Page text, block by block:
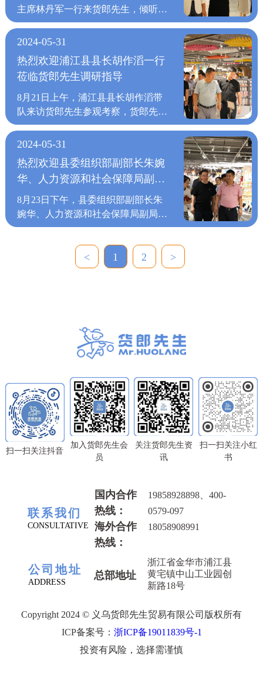
添更多美好可能。银川CCpake店时
经理郑雅心亲临现场，为开业仪式增
添了不少亮点。作为当地时尚潮流聚
集地，CCpake店以时尚的装修风格
者前来打卡。店内，货郎先生凭借源
工厂直采的供应链优势，为银川市民
带来高性价比的好物。开业现场，顾
客们尽情挑选商品，享受着购物带来
的乐趣，感受着货郎先生的品牌魅
力。期待货郎先生银川CCpake店紧
银川消费者带来更多惊喜，成为城市
时尚生活的活力引擎。结语货郎先生
系、三道品控防线为支撑，让每一次
购物都成为安心之选。未来，货郎先
广力度，并不断优化我们的产品和服
务。我们相信，通过我们不断努力和
创新，我们的新品将会取得更加出色
有志之士，成就共同的事业，一样的
追求，同样的梦想，初心不变，携手
共赢!
新；"成长"饱含着全体家人汗
水，"创新"是货郎先生品牌与生俱来
的基因；走向世界，是我们共同的愿
货零售新前程。
商品结构优化管理为大家进行讲解，
在提升商品综合管理的同时，也对店
长们的疑问进行系统性的分析解答，
并以小组形式组织了课题讨论，以实
际门店为例进行商品整体优化。 每
个课题讲解后都会留出时间给店长们
交流，再经过讲师们的讲解吸收优秀
门店案例经验后的剖析和解答，形成
实际且有效的经验总结，也是货郎先
生多年来总结的智慧结晶。 通过此
之间的沟通，交流先进工作经验和工
作方法，共同提高门店经营销售能
力，加快“货郎先生”大家庭的前进步
伐！
最为丰富的小商品生产、消费、流通
的市场信息，可以快速反应，根据国
际潮流趋势和消费需求对接周边地区
乃至全国小商品制造源头。当前，货
郎先生除了在不断加强企业管理水
为走向更广阔的的市场，扎实根基，
积蓄力量。徐局长表示，当前市场波
动难以预料，许多企业的产品陷入滞
销状态，希望周边的优质供应链企业
能够通过货郎先生这个平台，走向更
广阔的的市场，也希望货郎先生能够
积极带动当地及周边地区企业，推动
区域经济的发展。 货郎先生毗邻义
乌，周边地区集聚了最为丰富的小商
品生产、消费、流通的市场信息，可
费需求对接周边地区乃至全国小商品
制造源头。当前，货郎先生除了在不
表示，当前市场波动难以预料，许多
企业的产品陷入滞销状态，希望周边
的优质供应链企业能够通过货郎先生
希望货郎先生能够积极带动当地及周
边地区企业，推动区域经济的发展。
表示，货郎先生成立20多年以来，在
共同努力下，货郎先生处于国内家居
百货行业领先地位。在近几年因疫情
影响导致国内外经济低速增长的严峻
和管理升级，大力推进生产经营模式
转型和产品、设备升级，勤练内功强
素质，提品质，保持了产品技术领
先，积极拓展新兴市场，扩大市场占
有率，在逆势中求得稳健发展。 期
间，货郎先生董事长周建桥先生与俞
先生取得的成就和为地方经济发展所
作出的努力表示赞赏。 此次女企业
意在调动会员企业在疫情时代下的积
极性和创造性，创造会员企业之间相
了义浦两地女企业家发展力量和服务
会员女企业家群体。经过交流，两地
协会下一步将更加深入建立良性互动
俞会长在最后表示，希望货郎先生继
续发扬企业精神，也期待未来有机会
能与货郎先生以及各浦江会员企业加
强联系与协作，共同携手为企业发展
贡献巾帼力量，同时更好的回馈社
会！
主席林丹军一行来货郎先生，倾听企
业心声，解读扶持政策，鼓励企业继
续发挥巾帼力量，干出新气象。 林
暨妇女联合会主席吴丽娟女士的陪同
下走进货郎先生，从一楼智慧物流中
心到七楼展示大厅，一路边走边看，
与吴丽娟女士深入交谈，详细了解企
生多年来不断创新经营模式、服务各
地百姓、稳定就业等方面作出的突出
贡献给予了充分肯定。 在走访中，
林丹军副书记还向吴丽娟女士了解了
女性职工在货郎先生生产发展过程中
发挥的作用，以及在了解到货郎先生
内部员工解决暑假子女无人看管的后
顾之忧，更是对货郎先生“助人达
工提供暖心服务，也非常感谢省、市
妇联领导们持续不断的关心和支持。
追求与保障产品的品质是一个企业发
展的根本，货郎先生也会继续坚守本
心，精挑全球好物，为消费者提供最
好的服务和产品，为社会经济发展做
贡献。
2024-05-31
热烈欢迎浦江县县长胡作滔一行
莅临货郎先生调研指导
8月21日上午，浦江县县长胡作滔带
队来访货郎先生参观考察，货郎先生
董事长周建桥陪同参观介绍。 一行
人详细参观了货郎先生七楼情景式展
货郎先生当前经营管理模式及市场发
展趋势进行讨论。 周建桥先生对胡
县长一行人的到来表示热烈欢迎，他
表示，货郎先生在供应链整合、管
货郎先生成立以来，坚持以“客户第
一，服务至上”的经营理念，“助人达
消费者感受现代化家居的全新体验。
2016年以来，货郎先生战略升级，紧
达广场、宝龙广场、大悦城、印象城
等全国知名SHOPPINGMALL，继续
将货郎先生“精挑全球好货，打造优
悦生活”的生活理念传达给每一位消
费者。 目前，货郎先生在供应链和
线下运营方面积累了丰富的经验，正
在进一步完善产业规划，结合自身的
加强传统产业升级与智能化应用，以
谋求企业的新一轮发展，并线上线下
融合的方式带给消费者高性价比产品
和服务体验的模式。未来货郎先生将
紧跟数字经济产业化的发展趋势，促
进企业传统管理模式向智能化管理的
全面升级。
2024-05-31
热烈欢迎县委组织部副部长朱婉
华、人力资源和社会保障局副局
长郭邦李一行莅临货郎先生调研
指导
8月23日下午，县委组织部副部长朱
婉华、人力资源和社会保障局副局长
郭邦李一行莅临货郎先生进行调研和
朱副部长和郭副局长介绍了货郎先生
和八楼直播教研培训基地。同时，朱
部长和郭副局长对货郎先生以供应链
端为核心竞争力，从源头把关每一款
的方式力求给消费者提供最高性价比
的产品和服务体验，以及利用智慧物
流系统和智慧巡店系统等现代化信息
技术对企业进行管理的方式表示肯
定。 朱副部长和郭副局长向周建桥
先生了解了货郎先生当前的企业生产
高层对于当前人才需求的想法，在了
解到货郎先生对于员工吃、住、行、
娱乐等设施配备一应俱全时，两位领
导表示高度认可，并表示县委组织部
生解决人才引进的问题，落实好各类
补贴政策，助力企业发展。 周建桥
字经济产业化的发展趋势，并加大人
此促进企业传统管理模式向智能化管
理的全面升级，保证战略目标的实
< 1 2 >
扫一扫关注抖音
加入货郎先生会
员
关注货郎先生资
讯
扫一扫关注小红
书
联系我们
CONSULTATIVE
国内合作
热线：
19858928898、400-
0579-097
海外合作
热线：
18058908991
公司地址
ADDRESS
总部地址
浙江省金华市浦江县
黄宅镇中山工业园创
新路18号
Copyright 2024 © 义乌货郎先生贸易有限公司版权所有
ICP备案号： 浙ICP备19011839号-1
投资有风险，选择需谨慎